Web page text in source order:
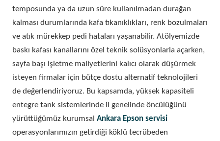
temposunda ya da uzun süre kullanılmadan durağan
kalması durumlarında kafa tıkanıklıkları, renk bozulmaları
ve atık mürekkep pedi hataları yaşanabilir. Atölyemizde
baskı kafası kanallarını özel teknik solüsyonlarla açarken,
sayfa başı işletme maliyetlerini kalıcı olarak düşürmek
isteyen firmalar için bütçe dostu alternatif teknolojileri
de değerlendiriyoruz. Bu kapsamda, yüksek kapasiteli
entegre tank sistemlerinde il genelinde öncülüğünü
yürüttüğümüz kurumsal Ankara Epson servisi
operasyonlarımızın getirdiği köklü tecrübeden